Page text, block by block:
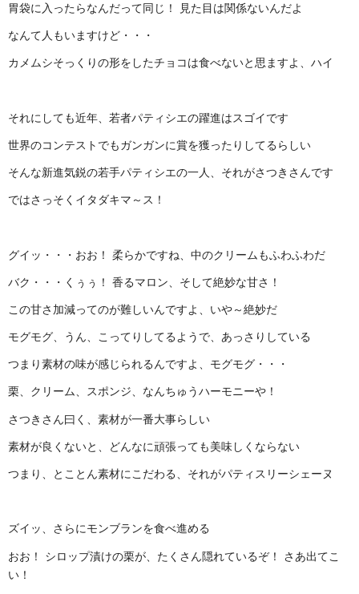
胃袋に入ったらなんだって同じ！ 見た目は関係ないんだよ
なんて人もいますけど・・・
カメムシそっくりの形をしたチョコは食べないと思ますよ、ハイ
それにしても近年、若者パティシエの躍進はスゴイです
世界のコンテストでもガンガンに賞を獲ったりしてるらしい
そんな新進気鋭の若手パティシエの一人、それがさつきさんです
ではさっそくイタダキマ～ス！
グイッ・・・おお！ 柔らかですね、中のクリームもふわふわだ
バク・・・くぅぅ！ 香るマロン、そして絶妙な甘さ！
この甘さ加減ってのが難しいんですよ、いや～絶妙だ
モグモグ、うん、こってりしてるようで、あっさりしている
つまり素材の味が感じられるんですよ、モグモグ・・・
栗、クリーム、スポンジ、なんちゅうハーモニーや！
さつきさん曰く、素材が一番大事らしい
素材が良くないと、どんなに頑張っても美味しくならない
つまり、とことん素材にこだわる、それがパティスリーシェーヌ
ズイッ、さらにモンブランを食べ進める
おお！ シロップ漬けの栗が、たくさん隠れているぞ！ さあ出てこ
い！